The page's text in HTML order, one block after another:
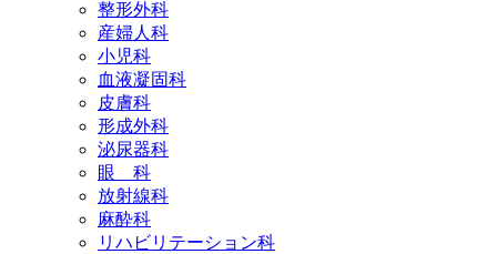
整形外科
産婦人科
小児科
血液凝固科
皮膚科
形成外科
泌尿器科
眼 科
放射線科
麻酔科
リハビリテーション科